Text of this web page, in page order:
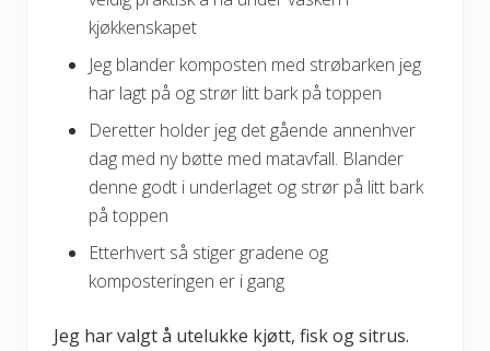
kjøkkenskapet
Jeg blander komposten med strøbarken jeg
har lagt på og strør litt bark på toppen
Deretter holder jeg det gående annenhver
dag med ny bøtte med matavfall. Blander
denne godt i underlaget og strør på litt bark
på toppen
Etterhvert så stiger gradene og
komposteringen er i gang
Jeg har valgt å utelukke kjøtt, fisk og sitrus.